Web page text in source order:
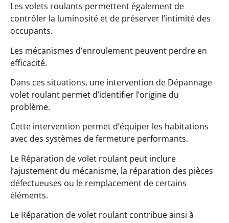
Les volets roulants permettent également de
contrôler la luminosité et de préserver l’intimité des
occupants.
Les mécanismes d’enroulement peuvent perdre en
efficacité.
Dans ces situations, une intervention de Dépannage
volet roulant permet d’identifier l’origine du
problème.
Cette intervention permet d’équiper les habitations
avec des systèmes de fermeture performants.
Le Réparation de volet roulant peut inclure
l’ajustement du mécanisme, la réparation des pièces
défectueuses ou le remplacement de certains
éléments.
Le Réparation de volet roulant contribue ainsi à